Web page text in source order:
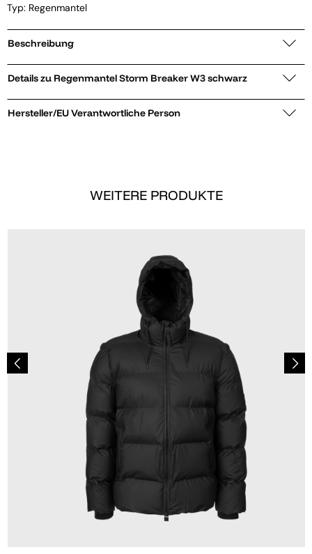
Typ: Regenmantel
Beschreibung
Details zu Regenmantel Storm Breaker W3 schwarz
Hersteller/EU Verantwortliche Person
WEITERE PRODUKTE